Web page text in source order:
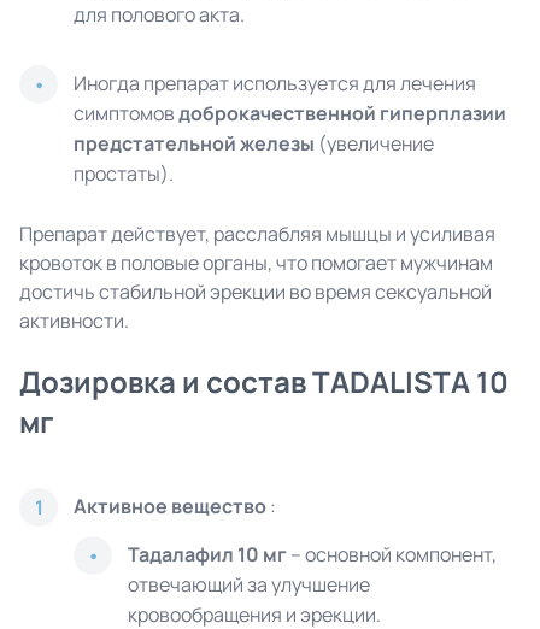
для полового акта.
Иногда препарат используется для лечения
симптомовдоброкачественной гиперплазии
предстательной железы (увеличение
простаты).
Препарат действует, расслабляя мышцы и усиливая
кровоток в половые органы, что помогает мужчинам
достичь стабильной эрекции во время сексуальной
активности.
Дозировка и состав TADALISTA 10
мг
1 Активное вещество:
Тадалафил 10 мг– основной компонент,
отвечающий за улучшение
кровообращения и эрекции.